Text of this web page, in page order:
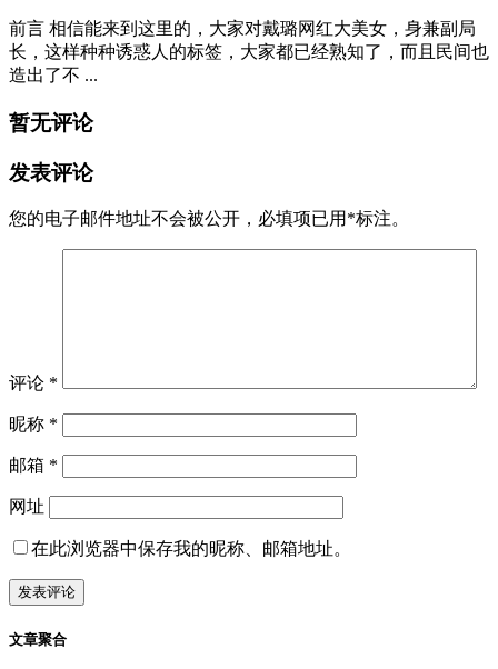
前言 相信能来到这里的，大家对戴璐网红大美女，身兼副局
长，这样种种诱惑人的标签，大家都已经熟知了，而且民间也
造出了不 ...
暂无评论
发表评论
您的电子邮件地址不会被公开， 必填项已用 *标注。
评论 *
昵称 *
邮箱 *
网址
在此浏览器中保存我的昵称、邮箱地址。
文章聚合